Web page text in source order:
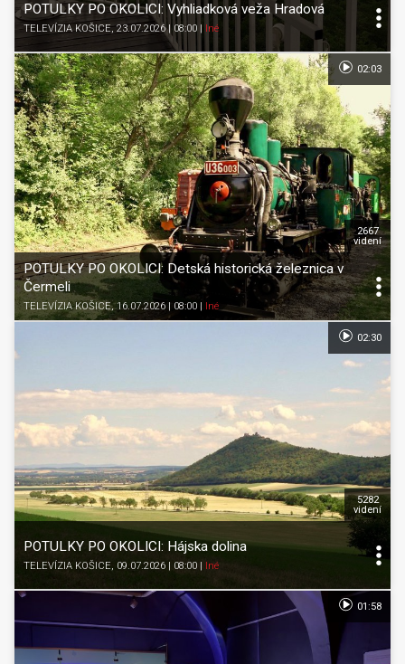
POTULKY PO OKOLICI: Vyhliadková veža Hradová
TELEVÍZIA KOŠICE, 23.07.2026 | 08:00 Iné
POTULKY PO OKOLICI: Detská historická železnica v
Čermeli
TELEVÍZIA KOŠICE, 16.07.2026 | 08:00 Iné
2667
videní
02:03
POTULKY PO OKOLICI: Hájska dolina
TELEVÍZIA KOŠICE, 09.07.2026 | 08:00 Iné
5282
videní
02:30
01:58